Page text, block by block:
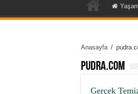
Anasayfa /
pudra.com
Gerçek